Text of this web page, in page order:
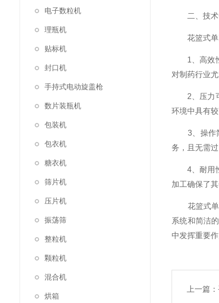
电子数粒机
理瓶机
贴标机
封口机
手持式电动旋盖枪
数片装瓶机
包装机
包衣机
糖衣机
筛片机
压片机
振荡筛
整粒机
颗粒机
混合机
烘箱
二、技术
花篮式单
1、高效性
对制药行业
2、压力可
环境中具有
3、操作简
务，且无需
4、耐用性
加工确保了
花篮式单冲
系统和简洁
中发挥重要
上一篇：